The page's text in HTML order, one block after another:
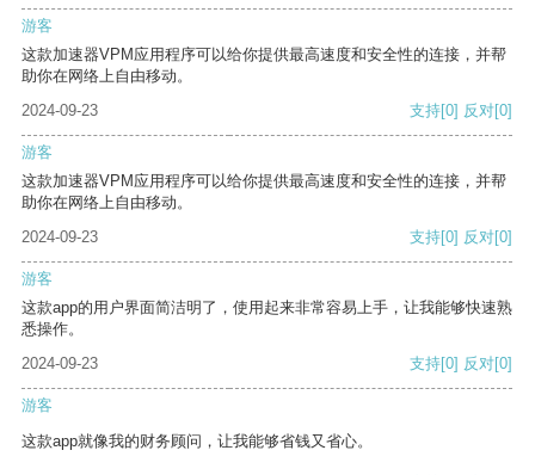
游客
这款加速器VPM应用程序可以给你提供最高速度和安全性的连接，并帮
助你在网络上自由移动。
2024-09-23
支持[0] 反对[0]
游客
这款加速器VPM应用程序可以给你提供最高速度和安全性的连接，并帮
助你在网络上自由移动。
2024-09-23
支持[0] 反对[0]
游客
这款app的用户界面简洁明了，使用起来非常容易上手，让我能够快速熟
悉操作。
2024-09-23
支持[0] 反对[0]
游客
这款app就像我的财务顾问，让我能够省钱又省心。